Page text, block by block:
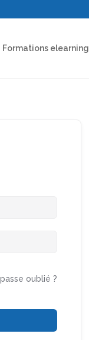
Formations elearning
oublié ?